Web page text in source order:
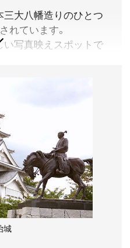
大八幡造りのひとつ
れています。
写真映えスポットで
、授与所 9:00～18:00
駅行き)で終点「道後温泉
歩約5分。
173番地
城